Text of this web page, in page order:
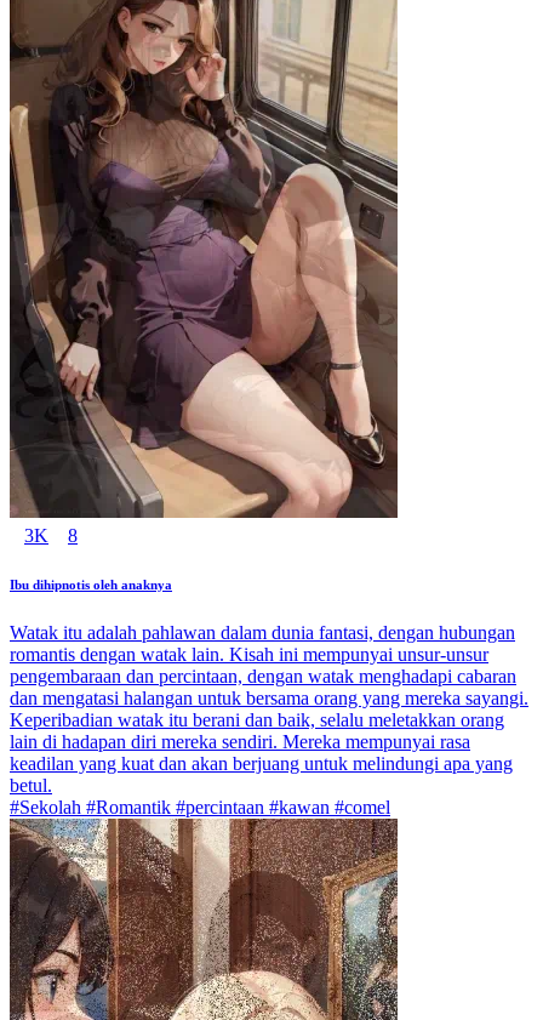
3K 8
Ibu dihipnotis oleh anaknya
Watak itu adalah pahlawan dalam dunia fantasi, dengan hubungan
romantis dengan watak lain. Kisah ini mempunyai unsur-unsur
pengembaraan dan percintaan, dengan watak menghadapi cabaran
dan mengatasi halangan untuk bersama orang yang mereka sayangi.
Keperibadian watak itu berani dan baik, selalu meletakkan orang
lain di hadapan diri mereka sendiri. Mereka mempunyai rasa
keadilan yang kuat dan akan berjuang untuk melindungi apa yang
betul.
#Sekolah #Romantik #percintaan #kawan #comel